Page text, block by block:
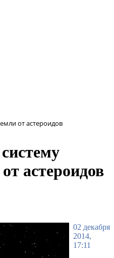
от астероидов
астероидов
02 декабря
2014,
17:11